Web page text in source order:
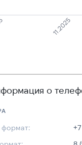
11.2025
о